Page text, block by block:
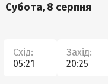
Субота, 8 серпня
Схід:
05:21
Захід:
20:25